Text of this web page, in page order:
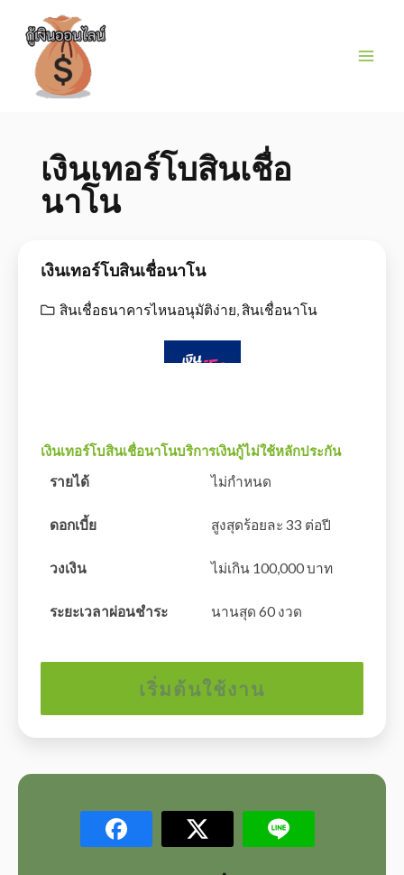
เงินเทอร์โบสินเชื่อ
นาโน
เงินเทอร์โบสินเชื่อนาโน
สินเชื่อธนาคารไหนอนุมัติง่าย,สินเชื่อนาโน
เงินเทอร์โบสินเชื่อนาโนบริการเงินกู้ไม่ใช้หลักประกัน
รายได้ ไม่กำหนด
ดอกเบี้ย สูงสุดร้อยละ 33 ต่อปี
วงเงิน ไม่เกิน 100,000 บาท
ระยะเวลาผ่อนชำระ นานสุด 60 งวด
เริ่มต้นใช้งาน